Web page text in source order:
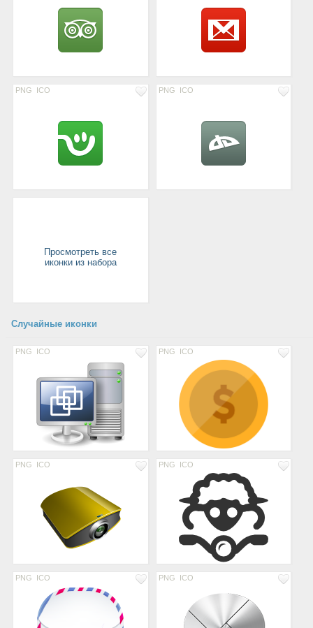
PNG ICO PNG ICO
Просмотреть все
иконки из набора
Случайные иконки
PNG ICO PNG ICO
PNG ICO PNG ICO
PNG ICO PNG ICO